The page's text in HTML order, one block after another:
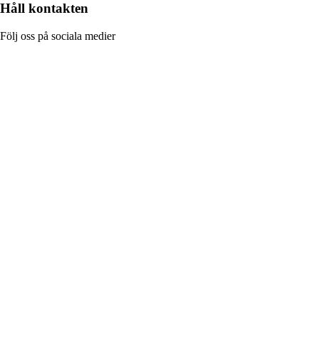
Håll kontakten
Följ oss på sociala medier